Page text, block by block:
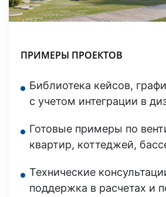
ПРИМЕРЫ ПРОЕКТОВ
Библиотека кейсов,
с учетом интеграции в
Готовые примеры по
квартир, коттеджей,
Технические
поддержка в расчетах и